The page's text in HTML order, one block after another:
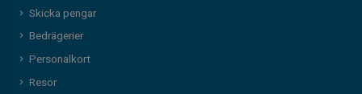
Skicka pengar
Bedrägerier
Personalkort
Resor